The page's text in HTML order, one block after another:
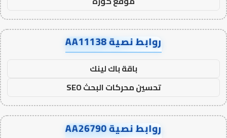
روابط نصية AA11138
باقة باك لينك
تحسين محركات البحث SEO
روابط نصية AA26790